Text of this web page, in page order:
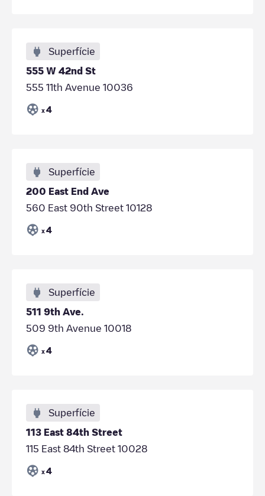
Superfície
555 W 42nd St
555 11th Avenue 10036
x 4
Superfície
200 East End Ave
560 East 90th Street 10128
x 4
Superfície
511 9th Ave.
509 9th Avenue 10018
x 4
Superfície
113 East 84th Street
115 East 84th Street 10028
x 4